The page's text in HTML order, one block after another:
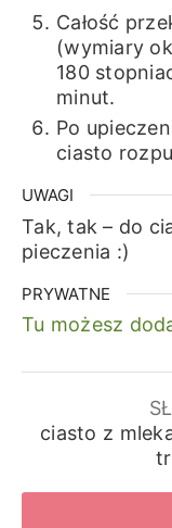
Całość
(wymiary
180
minut.
Po
ciasto
UWAGI
Tak, tak – do
pieczenia :)
PRYWATNE
Tu możesz
ciasto z